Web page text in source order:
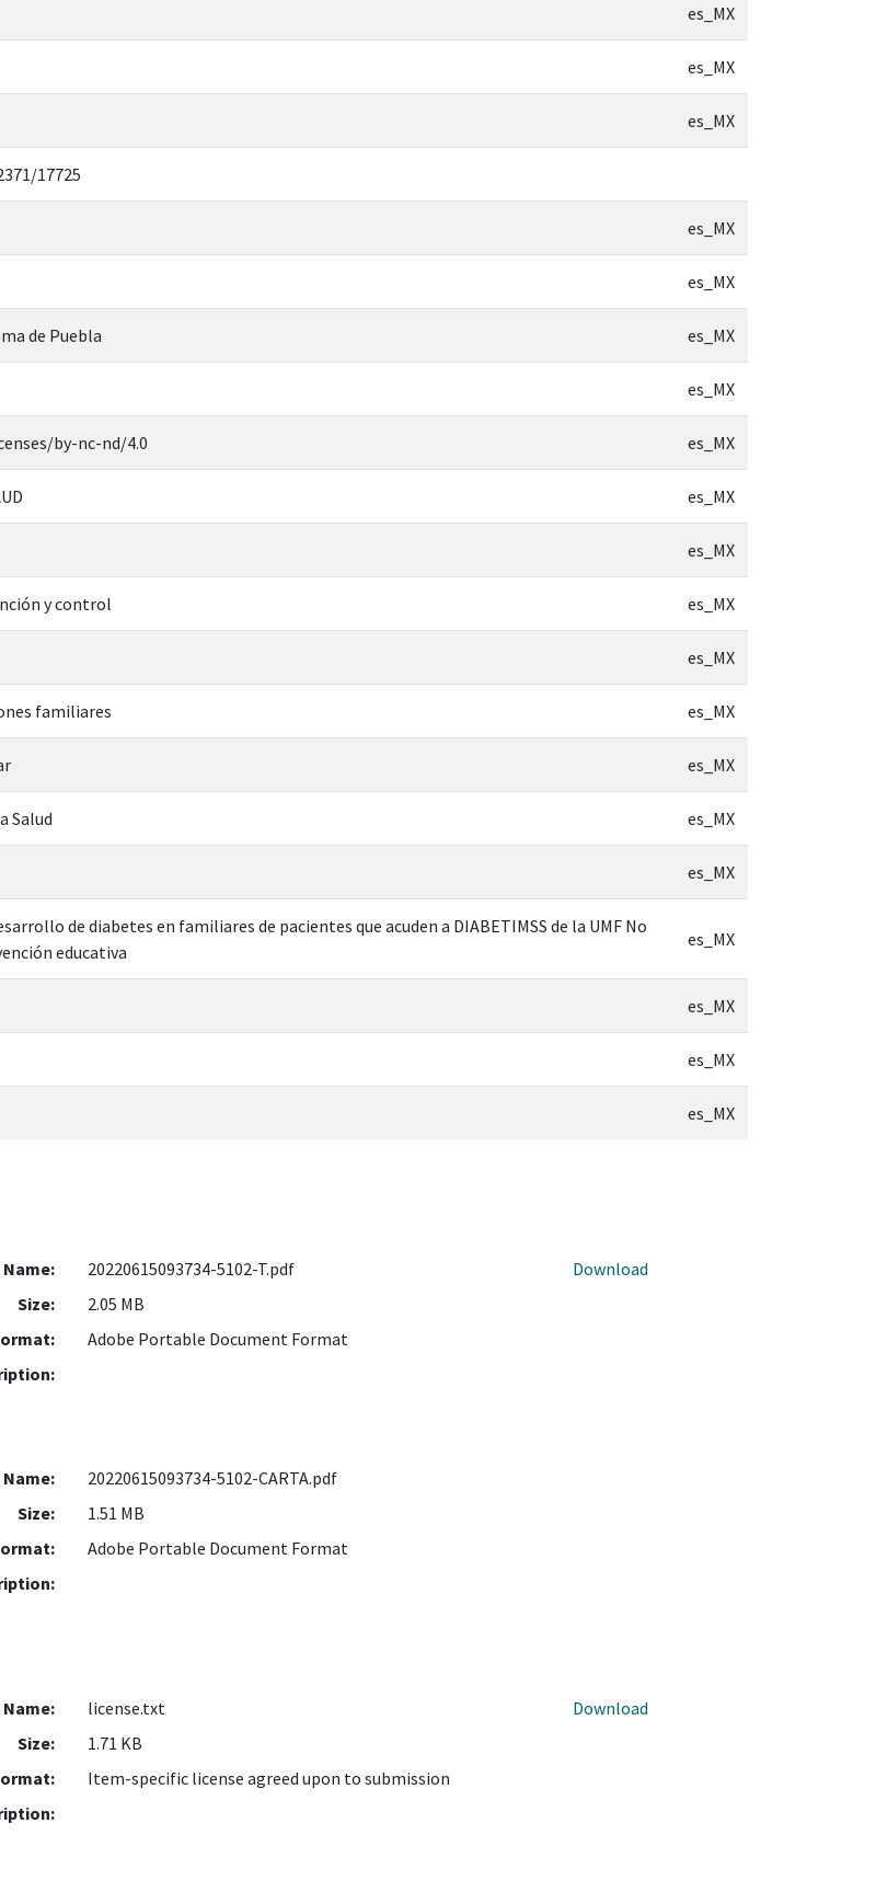
es_MX
es_MX
es_MX
17725
es_MX
es_MX
de Puebla es_MX
es_MX
by-nc-nd/4.0 es_MX
es_MX
es_MX
y control es_MX
es_MX
familiares es_MX
es_MX
Salud es_MX
es_MX
de diabetes en familiares de pacientes que acuden a DIABETIMSS de la UMF No
educativa
es_MX
es_MX
es_MX
es_MX
Name:
20220615093734-5102-T.pdf
Size:
2.05 MB
Adobe Portable Document Format
Download
Name:
20220615093734-5102-CARTA.pdf
Size:
1.51 MB
Adobe Portable Document Format
Name:
license.txt
Size:
1.71 KB
Item-specific license agreed upon to submission
Download